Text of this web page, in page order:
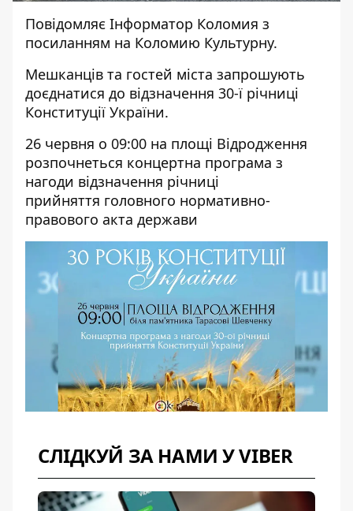
Повідомляє Інформатор Коломия з
посиланням на Коломию Культурну.
Мешканців та гостей міста запрошують
доєднатися до відзначення 30-ї річниці
Конституції України.
26 червня о 09:00 на площі Відродження
розпочнеться концертна програма з
нагоди відзначення річниці
прийняття головного нормативно-
правового акта держави
СЛІДКУЙ ЗА НАМИ У VIBER